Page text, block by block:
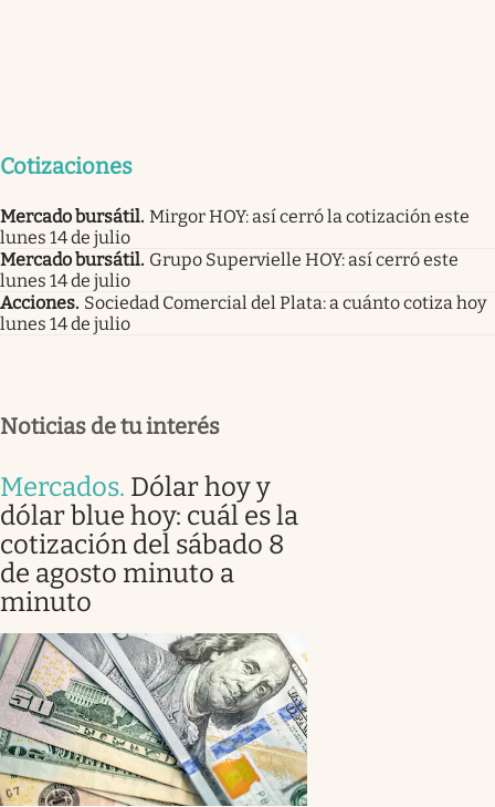
Cotizaciones
Mercado bursátil. Mirgor HOY: así cerró la cotización este
lunes 14 de julio
Mercado bursátil. Grupo Supervielle HOY: así cerró este
lunes 14 de julio
Acciones. Sociedad Comercial del Plata: a cuánto cotiza hoy
lunes 14 de julio
Noticias de tu interés
Mercados. Dólar hoy y
dólar blue hoy: cuál es la
cotización del sábado 8
de agosto minuto a
minuto